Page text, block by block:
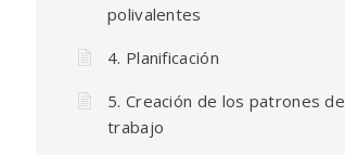
polivalentes
4. Planificación
5. Creación de los patrones de
trabajo